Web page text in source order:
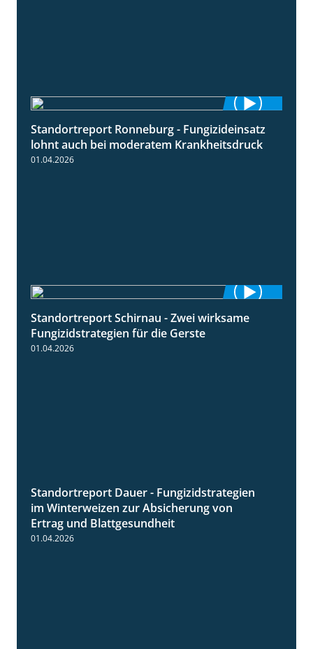
5:04
Standortreport Ronneburg - Fungizideinsatz
lohnt auch bei moderatem Krankheitsdruck
01.04.2026
4:27
Standortreport Schirnau - Zwei wirksame
Fungizidstrategien für die Gerste
01.04.2026
5:10
Standortreport Dauer - Fungizidstrategien
im Winterweizen zur Absicherung von
Ertrag und Blattgesundheit
01.04.2026